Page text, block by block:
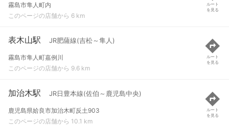
霧島市隼人町内
このページの店舗から 6 km
ルート
を見る
表木山駅 JR肥薩線(吉松～隼人)
霧島市隼人町嘉例川
このページの店舗から 9.6 km
ルート
を見る
加治木駅 JR日豊本線(佐伯～鹿児島中央)
鹿児島県姶良市加治木町反土903
このページの店舗から 10.1 km
ルート
を見る